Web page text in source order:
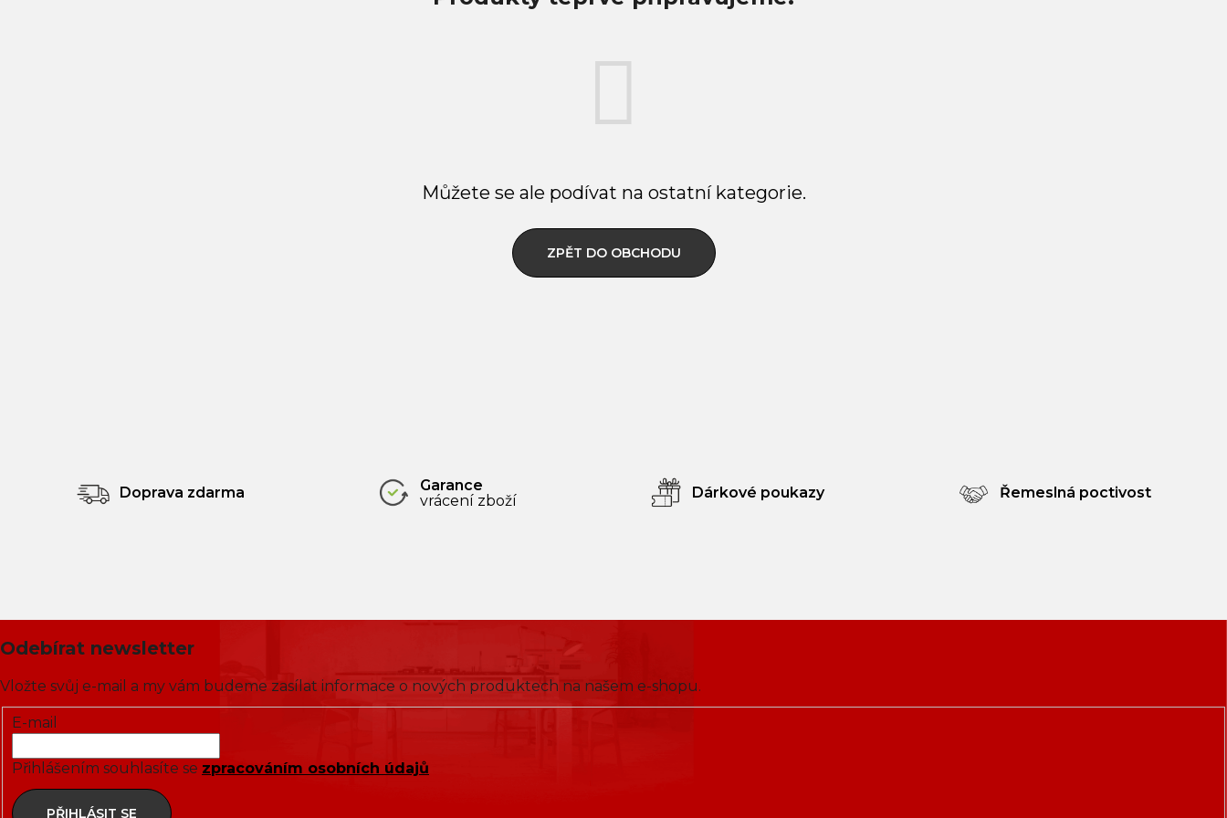
Můžete se ale podívat na ostatní kategorie.
ZPĚT DO OBCHODU
Doprava zdarma
Garance
vrácení zboží
Dárkové poukazy Řemeslná poctivost
Odebírat newsletter
Vložte svůj e-mail a my vám budeme zasílat informace o nových produktech na našem e-shopu.
E-mail
Přihlášením souhlasíte se zpracováním osobních údajů
PŘIHLÁSIT SE